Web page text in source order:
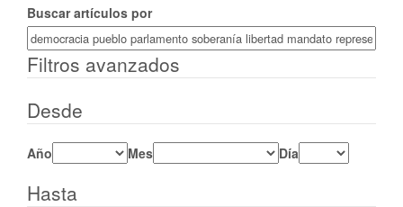
Buscar artículos por
Filtros avanzados
Desde
Año Mes Día
Hasta